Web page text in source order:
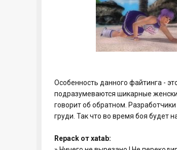
Особенность данного файтинга -
подразумеваются шикарные
говорит об обратном.
груди. Так что во время боя будет
Repack от xatab: